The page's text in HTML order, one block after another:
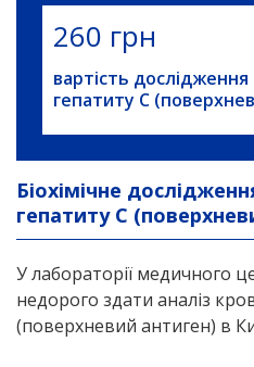
260 грн
вартість дослідження
гепатиту С
Біохімічне
гепатиту С
У лабораторії медичного
недорого здати аналіз
(поверхневий антиген) в